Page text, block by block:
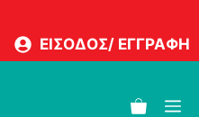
ΕΙΣΟΔΟΣ/ ΕΓΓΡΑΦΗ